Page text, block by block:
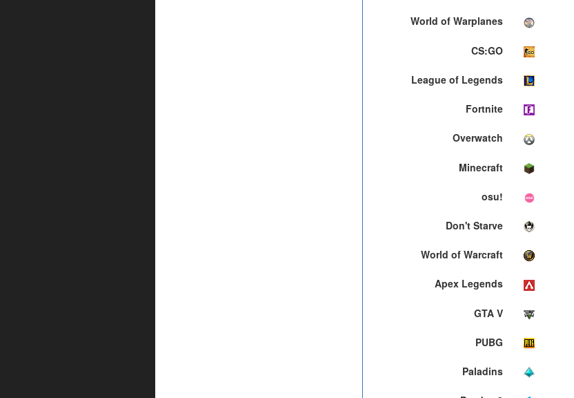
World of Warplanes
CS:GO
League of Legends
Fortnite
Overwatch
Minecraft
osu!
Don't Starve
World of Warcraft
Apex Legends
GTA V
PUBG
Paladins